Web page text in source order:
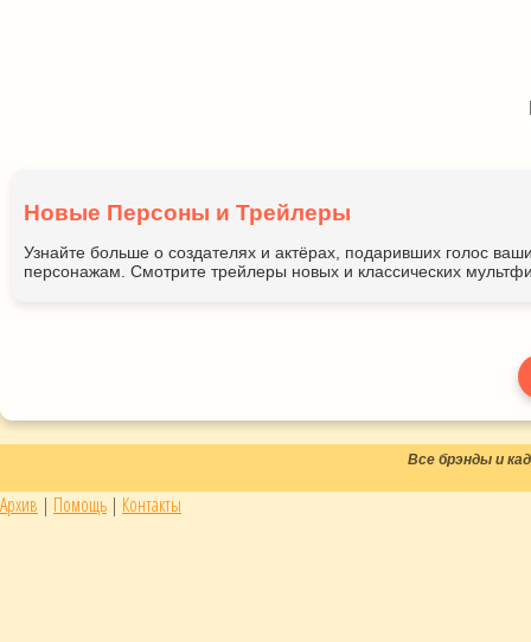
Новые Персоны и Трейлеры
Узнайте больше о создателях и актёрах, подаривших голос
персонажам. Смотрите трейлеры новых и классических
Все брэнды и
Архив | Помощь | Контакты